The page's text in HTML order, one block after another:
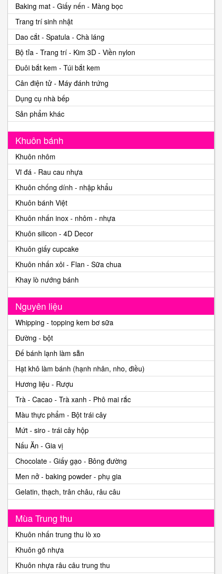
Baking mat - Giấy nến - Màng bọc
Trang trí sinh nhật
Dao cắt - Spatula - Chà láng
Bộ tỉa - Trang trí - Kim 3D - Viền nylon
Đuôi bắt kem - Túi bắt kem
Cân điện tử - Máy đánh trứng
Dụng cụ nhà bếp
Sản phẩm khác
Khuôn bánh
Khuôn nhôm
Vĩ đá - Rau cau nhựa
Khuôn chống dính - nhập khẩu
Khuôn bánh Việt
Khuôn nhấn inox - nhôm - nhựa
Khuôn silicon - 4D Decor
Khuôn giấy cupcake
Khuôn nhấn xôi - Flan - Sữa chua
Khay lò nướng bánh
Nguyên liệu
Whipping - topping kem bơ sữa
Đường - bột
Đế bánh lạnh làm sẵn
Hạt khô làm bánh (hạnh nhân, nho, điều)
Hương liệu - Rượu
Trà - Cacao - Trà xanh - Phô mai rắc
Màu thực phẩm - Bột trái cây
Mứt - siro - trái cây hộp
Nấu Ăn - Gia vị
Chocolate - Giấy gạo - Bông đường
Men nở - baking powder - phụ gia
Gelatin, thạch, trân châu, râu câu
Mùa Trung thu
Khuôn nhấn trung thu lò xo
Khuôn gõ nhựa
Khuôn nhựa râu câu trung thu